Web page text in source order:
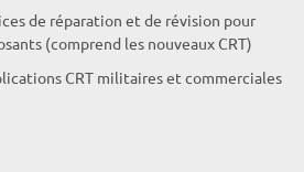
de réparation et de révision pour
(comprend les nouveaux CRT)
CRT militaires et commerciales